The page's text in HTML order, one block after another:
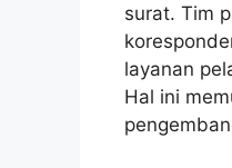
surat. Tim
layanan
Hal ini